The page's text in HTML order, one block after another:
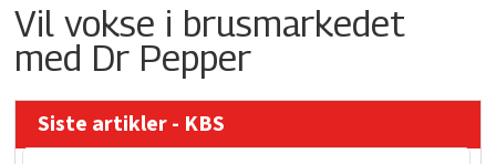
Vil vokse i brusmarkedet
med Dr Pepper
Siste artikler - KBS